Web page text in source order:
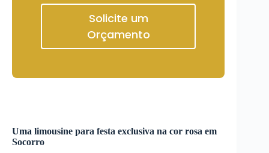
Solicite um
Orçamento
Uma limousine para festa exclusiva na cor rosa em
Socorro